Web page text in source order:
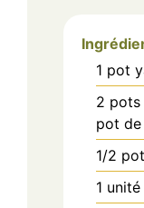
1 pot
2 pots
pot
1/2 pot
1 unité